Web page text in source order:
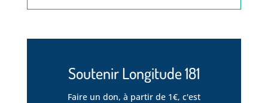
Soutenir Longitude 181
Faire un don, à partir de 1€, c'est